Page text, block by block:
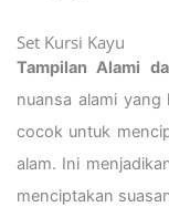
Set Kursi Kayu
Tampilan Alami
nuansa alami
cocok untuk
alam. Ini
menciptakan